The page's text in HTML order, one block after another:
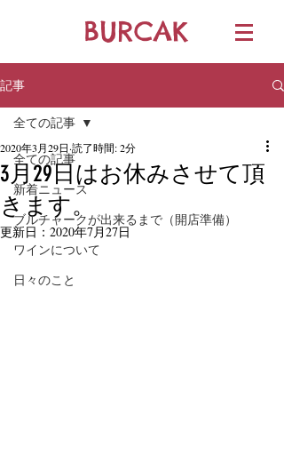
BURCAK
記事
全ての記事
新着ニュース
ブルチャークが出来るまで（開店準備）
ワインについて
日々のこと
全ての記事
3月29日はお休みさせて頂
きます。
2020年3月29日 読了時間: 2分
更新日： 2020年7月27日